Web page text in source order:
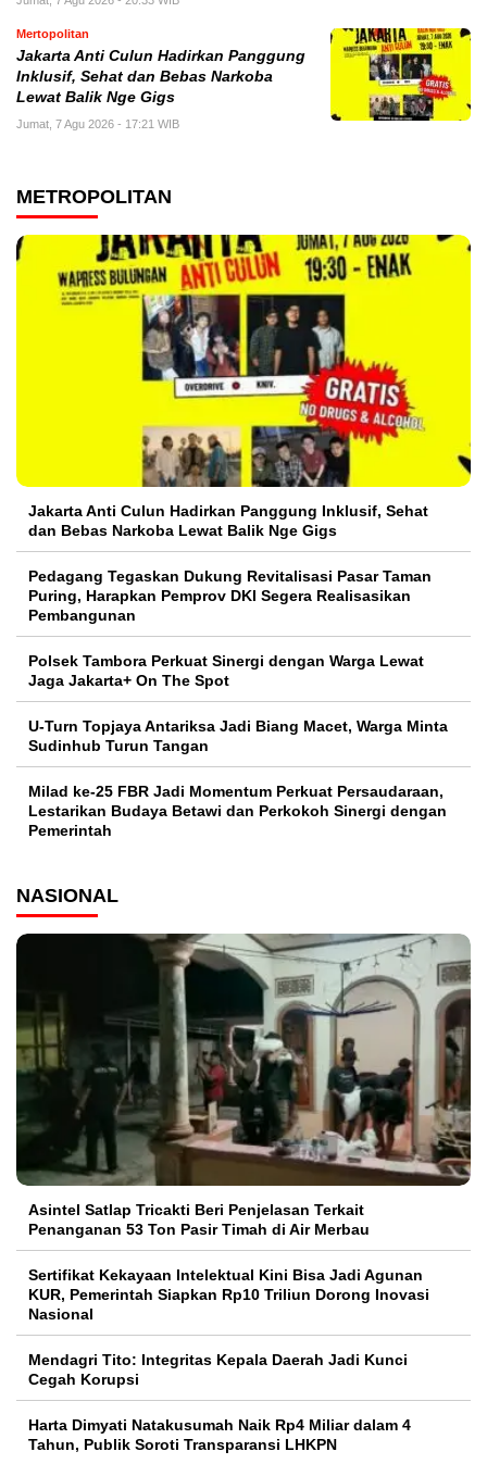
Mertopolitan
Jakarta Anti Culun Hadirkan Panggung
Inklusif, Sehat dan Bebas Narkoba
Lewat Balik Nge Gigs
Jumat, 7 Agu 2026 - 17:21 WIB
METROPOLITAN
Jakarta Anti Culun Hadirkan Panggung Inklusif, Sehat
dan Bebas Narkoba Lewat Balik Nge Gigs
Pedagang Tegaskan Dukung Revitalisasi Pasar Taman
Puring, Harapkan Pemprov DKI Segera Realisasikan
Pembangunan
Polsek Tambora Perkuat Sinergi dengan Warga Lewat
Jaga Jakarta+ On The Spot
U-Turn Topjaya Antariksa Jadi Biang Macet, Warga Minta
Sudinhub Turun Tangan
Milad ke-25 FBR Jadi Momentum Perkuat Persaudaraan,
Lestarikan Budaya Betawi dan Perkokoh Sinergi dengan
Pemerintah
NASIONAL
Asintel Satlap Tricakti Beri Penjelasan Terkait
Penanganan 53 Ton Pasir Timah di Air Merbau
Sertifikat Kekayaan Intelektual Kini Bisa Jadi Agunan
KUR, Pemerintah Siapkan Rp10 Triliun Dorong Inovasi
Nasional
Mendagri Tito: Integritas Kepala Daerah Jadi Kunci
Cegah Korupsi
Harta Dimyati Natakusumah Naik Rp4 Miliar dalam 4
Tahun, Publik Soroti Transparansi LHKPN